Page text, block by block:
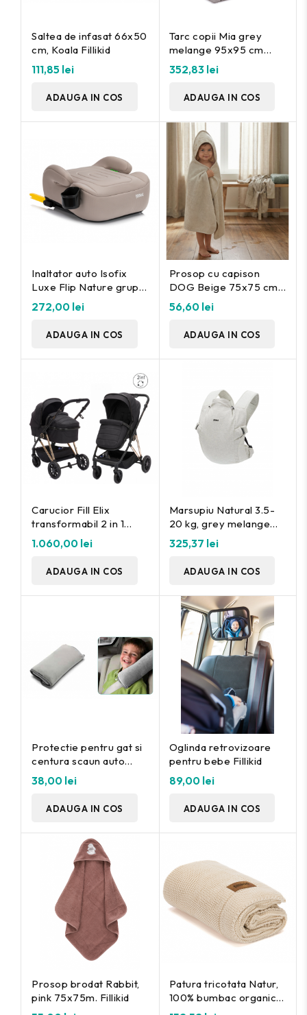
Saltea de infasat 66x50
cm, Koala Fillikid
111,85 lei
ADAUGA IN COS
Tarc copii Mia grey
melange 95x95 cm
Fillikid
352,83 lei
ADAUGA IN COS
Inaltator auto Isofix
Luxe Flip Nature grupa
2/3 ,125-150cm Fililikd
272,00 lei
ADAUGA IN COS
Prosop cu capison
DOG Beige 75x75 cm.
Fillikid
56,60 lei
ADAUGA IN COS
Carucior Fill Elix
transformabil 2 in 1
black Fillikid
1.060,00 lei
ADAUGA IN COS
Marsupiu Natural 3.5-
20 kg, grey melange
Fillikid
325,37 lei
ADAUGA IN COS
Protectie pentru gat si
centura scaun auto
Fillikid
38,00 lei
ADAUGA IN COS
Oglinda retrovizoare
pentru bebe Fillikid
89,00 lei
ADAUGA IN COS
Prosop brodat Rabbit,
pink 75x75m. Fillikid
Patura tricotata Natur,
100% bumbac organic,
80x100 cm, Fillikid